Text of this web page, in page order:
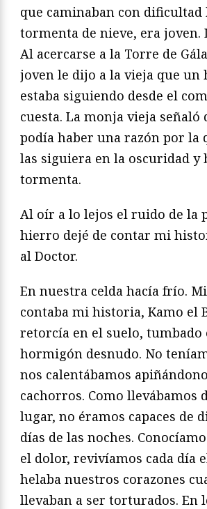
que caminaban con dificultad
tormenta de nieve, era joven.
Al acercarse a la Torre de
joven le dijo a la vieja que un
estaba siguiendo desde el
cuesta. La monja vieja señaló
podía haber una razón por la
las siguiera en la oscuridad y
tormenta.
Al oír a lo lejos el ruido de la
hierro dejé de contar mi
al Doctor.
En nuestra celda hacía frío.
contaba mi historia, Kamo el
retorcía en el suelo, tumbado
hormigón desnudo. No
nos calentábamos
cachorros. Como llevábamos
lugar, no éramos capaces de
días de las noches.
el dolor, revivíamos cada día
helaba nuestros corazones
llevaban a ser torturados. En